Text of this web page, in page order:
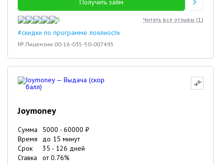
Получить займ
5 Читать все отзывы (1)
#скидки по программе лоялности
№ Лицензии 00-16-035-50-007495
Joymoney
Сумма 5000 - 60000 ₽
Время
до 15 минут
Срок
35 - 126 дней
Ставка
от0.76%